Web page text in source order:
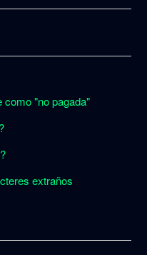
como "no pagada"
extraños